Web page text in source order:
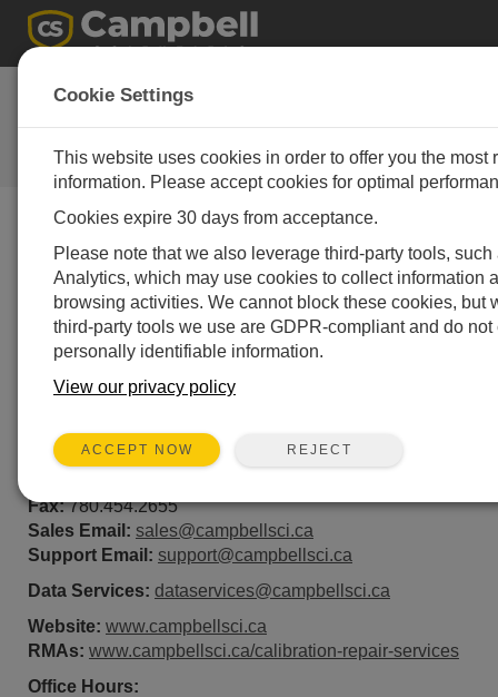
Campbell Scientific Canada
regional office
連絡先
Edmonton Local:780.454.2505
Call us Toll Free
Within Canada & USA: 1.844.454.2505
Outside Canada & USA: xx.800.4540.2505
("xx" denotes the International Access Code for your
If you encounter issues with our toll free numbers,
please call our Edmonton number.
Fax:780.454.2655
Sales Email: sales@campbellsci.ca
Support Email: support@campbellsci.ca
Data Services: dataservices@campbellsci.ca
Website: www.campbellsci.ca
RMAs: www.campbellsci.ca/calibration-repair-services
Office Hours:
Cookie Settings
This website uses cookies in order to offer you the most
information. Please accept cookies for optimal
Cookies expire 30 days from acceptance.
Please note that we also leverage third-party tools, such
Analytics, which may use cookies to collect information
browsing activities. We cannot block these cookies, but
third-party tools we use are GDPR-compliant and do not
personally identifiable information.
View our privacy policy
ACCEPT NOW REJECT